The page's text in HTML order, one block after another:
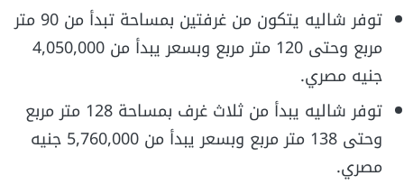
توفر شاليه يتكون من غرفتين بمساحة تبدأ من 90 متر
مربع وحتى 120 متر مربع وبسعر يبدأ من 4,050,000
جنيه مصري.
توفر شاليه يبدأ من ثلاث غرف بمساحة 128 متر مربع
وحتى 138 متر مربع وبسعر يبدأ من 5,760,000 جنيه
مصري.